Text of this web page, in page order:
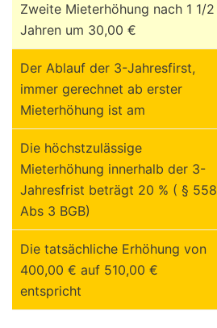
Zweite Mieterhöhung nach 1 1/2
Jahren um 30,00 €
Der Ablauf der 3-Jahresfirst,
immer gerechnet ab erster
Mieterhöhung ist am
Die höchstzulässige
Mieterhöhung innerhalb der 3-
Jahresfrist beträgt 20 % ( § 558
Abs 3 BGB)
Die tatsächliche Erhöhung von
400,00 € auf 510,00 €
entspricht